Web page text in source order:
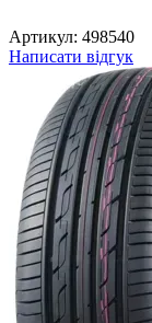
Артикул: 498540
Написати відгук